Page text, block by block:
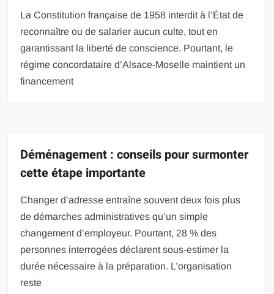
La Constitution française de 1958 interdit à l’État de
reconnaître ou de salarier aucun culte, tout en
garantissant la liberté de conscience. Pourtant, le
régime concordataire d’Alsace-Moselle maintient un
financement
Déménagement : conseils pour surmonter
cette étape importante
Changer d’adresse entraîne souvent deux fois plus
de démarches administratives qu’un simple
changement d’employeur. Pourtant, 28 % des
personnes interrogées déclarent sous-estimer la
durée nécessaire à la préparation. L’organisation
reste